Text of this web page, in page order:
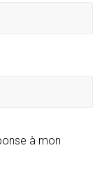
à mon